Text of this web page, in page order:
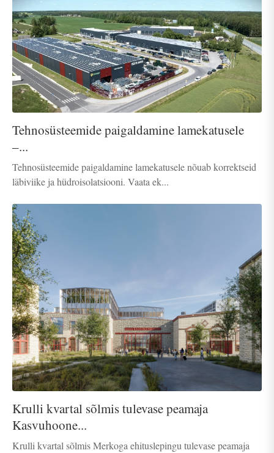
Tehnosüsteemide paigaldamine lamekatusele
–...
Tehnosüsteemide paigaldamine lamekatusele nõuab korrektseid
läbiviike ja hüdroisolatsiooni. Vaata ek...
Krulli kvartal sõlmis tulevase peamaja
Kasvuhoone...
Krulli kvartal sõlmis Merkoga ehituslepingu tulevase peamaja